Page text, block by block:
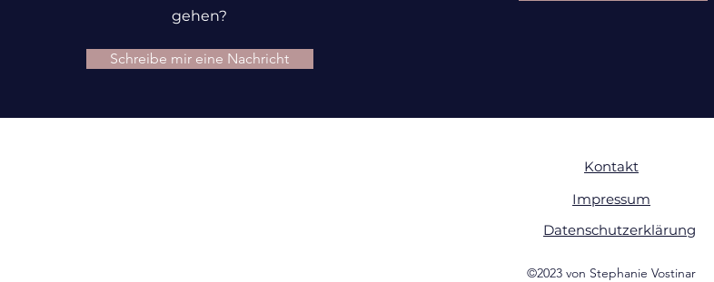
gehen?
Schreibe mir eine Nachricht
Kontakt
Impressum
Datenschutzerklärung
©2023 von Stephanie Vostinar